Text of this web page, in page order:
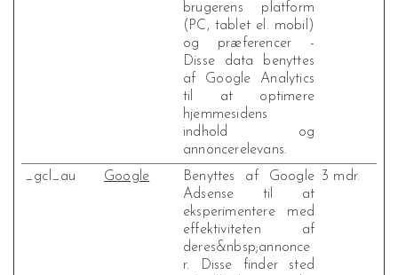
brugerens platform
(PC, tablet el. mobil)
og præferencer -
Disse data benyttes
af Google Analytics
til at optimere
hjemmesidens
indhold og
annoncerelevans.
_gcl_au Google
Benyttes af Google
Adsense til at
eksperimentere med
effektiviteten af
deres&nbsp;annonce
r. Disse finder sted
3 mdr.